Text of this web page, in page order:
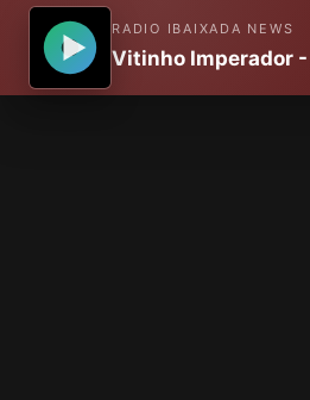
RADIO IBAIXADA NEWS
Vitinho Imperador -